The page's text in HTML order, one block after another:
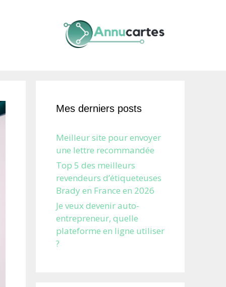
Mes derniers posts
Meilleur site pour envoyer
une lettre recommandée
Top 5 des meilleurs
revendeurs d’étiqueteuses
Brady en France en 2026
Je veux devenir auto-
entrepreneur, quelle
plateforme en ligne utiliser
?